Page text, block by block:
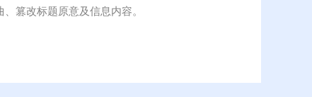
篡改标题原意及信息内容。